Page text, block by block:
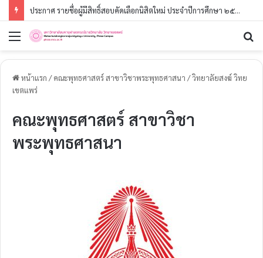
ประกาศ รายชื่อผู้มีสิทธิ์สอบคัดเลือกนิสิตใหม่ ประจำปีการศึกษา ๒๕๖๙ (รอบที่ ๓) ระดับปริญญาตรี
หน้าแรก / คณะพุทธศาสตร์ สาขาวิชาพระพุทธศาสนา /วิทยาลัยสงฆ์ วิทย
เขตแพร่
คณะพุทธศาสตร์ สาขาวิชา
พระพุทธศาสนา